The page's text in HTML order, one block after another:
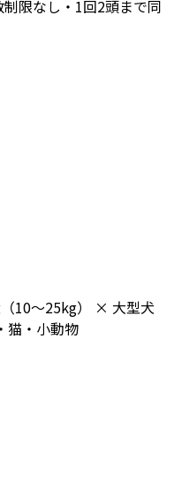
限なし・1回2頭まで同
10〜25kg） × 大型犬
猫・小動物